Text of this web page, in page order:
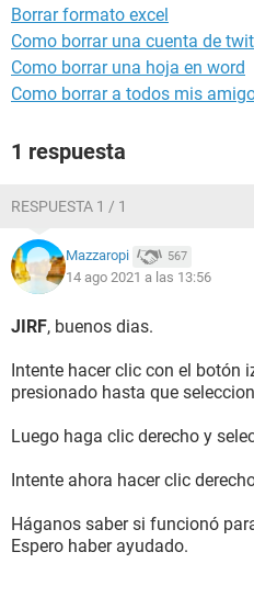
Borrar formato excel
Como borrar una cuenta de
Como borrar una hoja en word
Como borrar a todos mis
1 respuesta
RESPUESTA 1 / 1
Mazzaropi 567
14 ago 2021 a las 13:56
JIRF, buenos dias.
Intente hacer clic con el botón
presionado hasta que
Luego haga clic derecho y
Intente ahora hacer clic
Háganos saber si funcionó
Espero haber ayudado.